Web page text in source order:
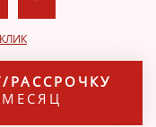
РАССРОЧКУ